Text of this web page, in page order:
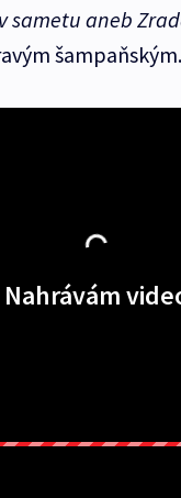
sametu aneb
šampaňským.
Nahrávám